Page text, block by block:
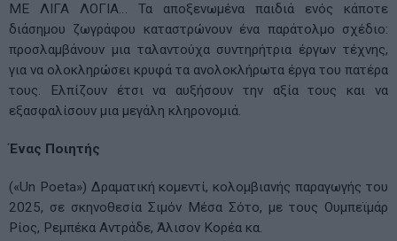
ΜΕ ΛΙΓΑ ΛΟΓΙΑ… Τα αποξενωμένα παιδιά ενός κάποτε
διάσημου ζωγράφου καταστρώνουν ένα παράτολμο σχέδιο:
προσλαμβάνουν μια ταλαντούχα συντηρήτρια έργων τέχνης,
για να ολοκληρώσει κρυφά τα ανολοκλήρωτα έργα του πατέρα
τους. Ελπίζουν έτσι να αυξήσουν την αξία τους και να
εξασφαλίσουν μια μεγάλη κληρονομιά.
Ένας Ποιητής
(«Un Poeta») Δραματική κομεντί, κολομβιανής παραγωγής του
2025, σε σκηνοθεσία Σιμόν Μέσα Σότο, με τους Ουμπεϊμάρ
Ρίος, Ρεμπέκα Αντράδε, Άλισον Κορέα κα.